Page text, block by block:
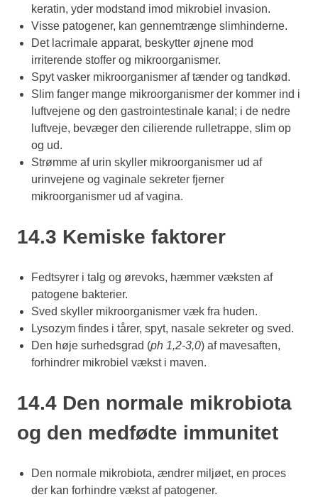
keratin, yder modstand imod mikrobiel invasion.
Visse patogener, kan gennemtrænge slimhinderne.
Det lacrimale apparat, beskytter øjnene mod
irriterende stoffer og mikroorganismer.
Spyt vasker mikroorganismer af tænder og tandkød.
Slim fanger mange mikroorganismer der kommer ind i
luftvejene og den gastrointestinale kanal; i de nedre
luftveje, bevæger den cilierende rulletrappe, slim op
og ud.
Strømme af urin skyller mikroorganismer ud af
urinvejene og vaginale sekreter fjerner
mikroorganismer ud af vagina.
14.3 Kemiske faktorer
Fedtsyrer i talg og ørevoks, hæmmer væksten af
patogene bakterier.
Sved skyller mikroorganismer væk fra huden.
Lysozym findes i tårer, spyt, nasale sekreter og sved.
Den høje surhedsgrad (ph 1,2-3,0) af mavesaften,
forhindrer mikrobiel vækst i maven.
14.4 Den normale mikrobiota
og den medfødte immunitet
Den normale mikrobiota, ændrer miljøet, en proces
der kan forhindre vækst af patogener.